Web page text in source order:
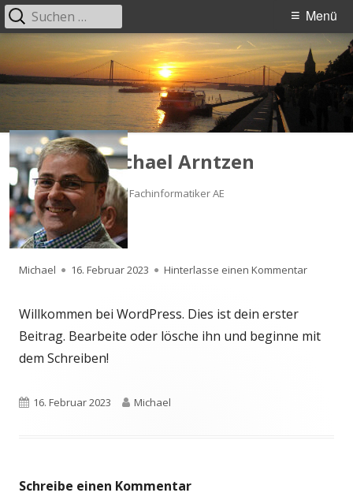
Springe
zum
Inhalt
Michael Arntzen
Fachinformatiker AE
Primäres
Menü
Menü
Suchen
nach:
Hallo Welt!
Autor
Michael
Veröffentlicht
16. Februar 2023 Hinterlasse einen Kommentarzu Hallo
Willkommen bei WordPress. Dies ist dein erster
Beitrag. Bearbeite oder lösche ihn und beginne mit
dem Schreiben!
Veröffentlicht
16. Februar 2023 Autor
Michael
Schreibe einen Kommentar